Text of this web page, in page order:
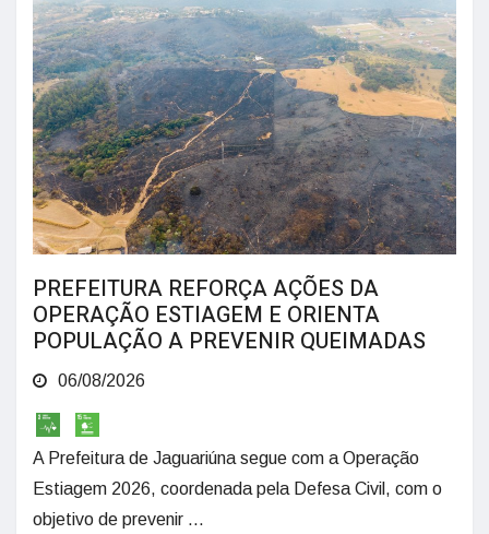
PREFEITURA REFORÇA AÇÕES DA
OPERAÇÃO ESTIAGEM E ORIENTA
POPULAÇÃO A PREVENIR QUEIMADAS
06/08/2026
A Prefeitura de Jaguariúna segue com a Operação
Estiagem 2026, coordenada pela Defesa Civil, com o
objetivo de prevenir ...